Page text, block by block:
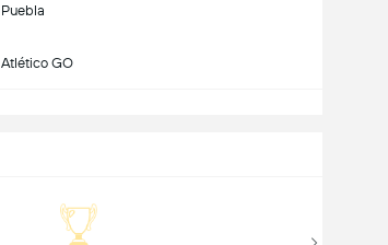
Puebla
Atlético GO